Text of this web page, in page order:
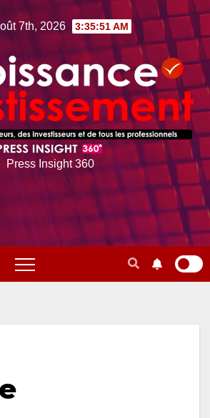
7th, 2026 3:35:51 AM
Press Insight 360